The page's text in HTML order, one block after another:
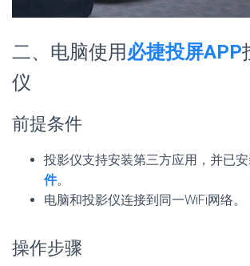
二、电脑使用必捷投屏APP
仪
前提条件
投影仪支持安装第三方应用，并已
件。
电脑和投影仪连接到同一WiFi网络。
操作步骤